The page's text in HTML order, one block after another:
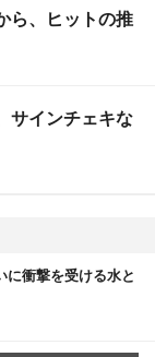
ら、ヒットの推
サインチェキな
に衝撃を受ける水と